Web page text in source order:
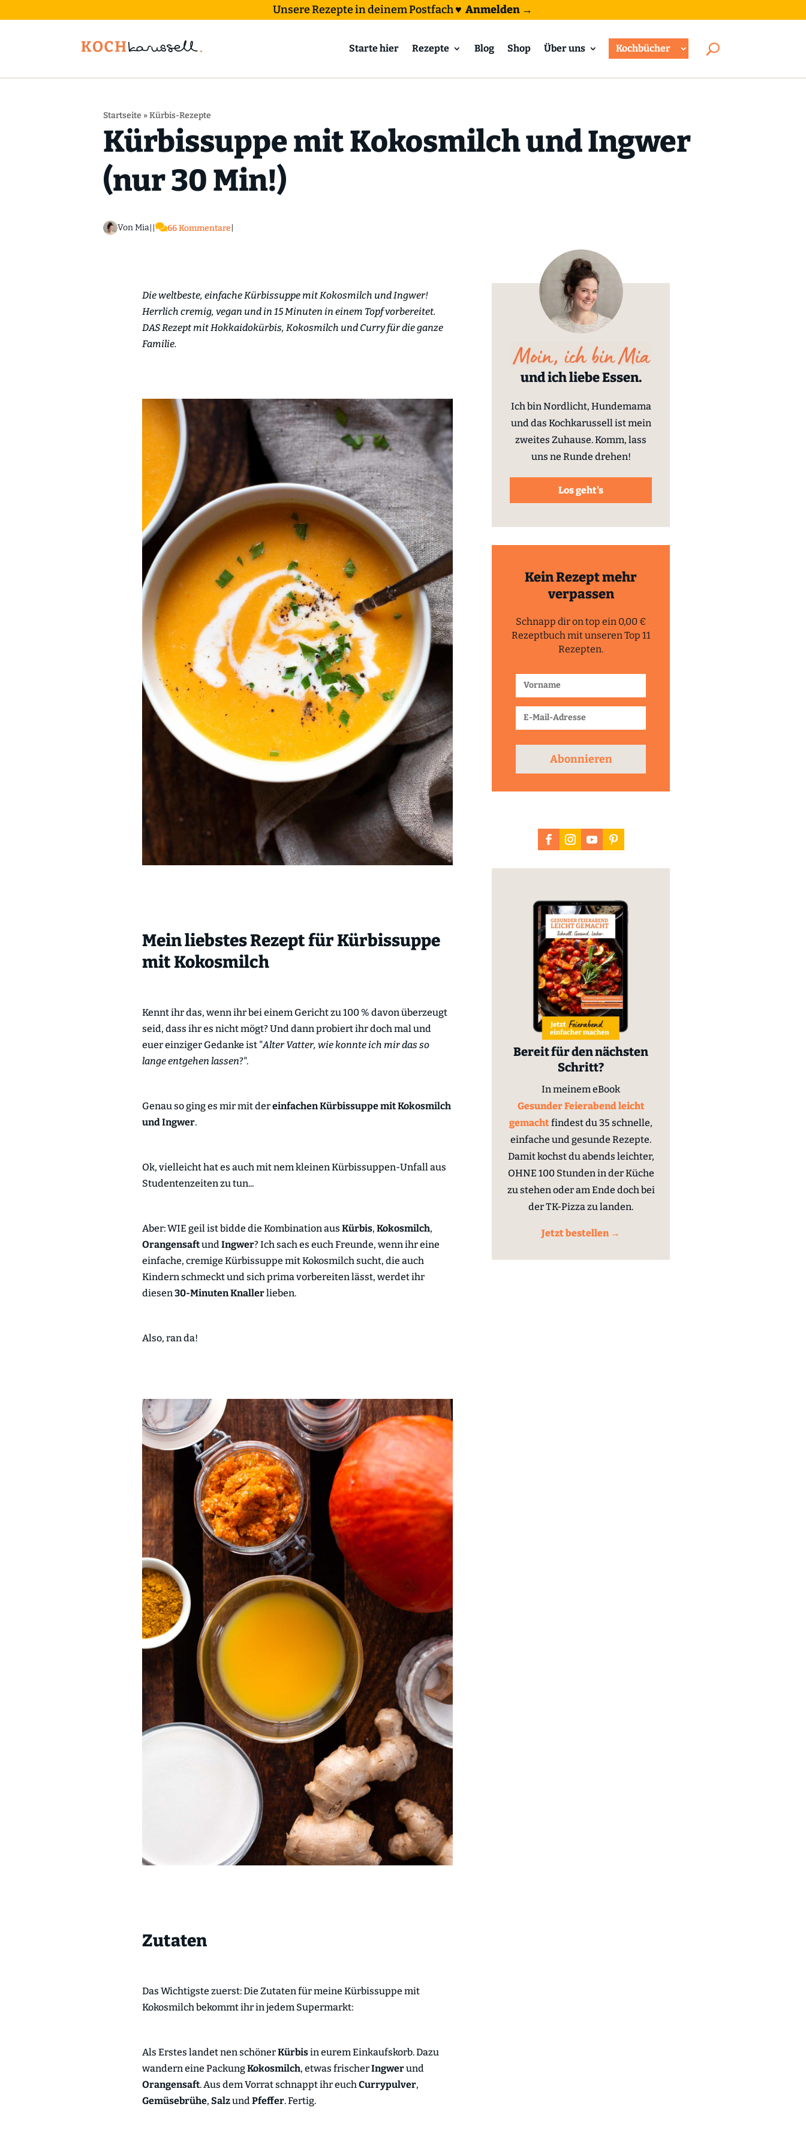
Unsere Rezepte in deinem Postfach♥ Anmelden →
Starte hier Rezepte Blog Shop Über uns Kochbücher
Startseite »Kürbis-Rezepte
Kürbissuppe mit Kokosmilch und Ingwer
(nur 30 Min!)
Von Mia 66 Kommentare
Die weltbeste, einfache Kürbissuppe mit Kokosmilch und Ingwer!
Herrlich cremig, vegan und in 15 Minuten in einem Topf vorbereitet.
DAS Rezept mit Hokkaidokürbis, Kokosmilch und Curry für die ganze
Familie.
Mein liebstes Rezept für Kürbissuppe
mit Kokosmilch
Kennt ihr das, wenn ihr bei einem Gericht zu 100 % davon überzeugt
seid, dass ihr es nicht mögt? Und dann probiert ihr doch mal und
euer einziger Gedanke ist "Alter Vatter, wie konnte ich mir das so
lange entgehen lassen?".
Genau so ging es mir mit dereinfachen Kürbissuppe mit Kokosmilch
und Ingwer.
Ok, vielleicht hat es auch mit nem kleinen Kürbissuppen-Unfall aus
Studentenzeiten zu tun...
Aber: WIE geil ist bidde die Kombination aus Kürbis, Kokosmilch,
OrangensaftundIngwer? Ich sach es euch Freunde, wenn ihr eine
einfache, cremige Kürbissuppe mit Kokosmilch sucht, die auch
Kindern schmeckt und sich prima vorbereiten lässt, werdet ihr
diesen30-Minuten Knallerlieben.
Also, ran da!
Zutaten
Das Wichtigste zuerst: Die Zutaten für meine Kürbissuppe mit
Kokosmilch bekommt ihr in jedem Supermarkt:
Als Erstes landet nen schönerKürbisin eurem Einkaufskorb. Dazu
wandern eine PackungKokosmilch, etwas frischerIngwerund
Orangensaft. Aus dem Vorrat schnappt ihr euchCurrypulver,
Gemüsebrühe, SalzundPfeffer. Fertig.
und ich liebe Essen.
Ich bin Nordlicht, Hundemama
und das Kochkarussell ist mein
zweites Zuhause. Komm, lass
uns ne Runde drehen!
Los geht's
Kein Rezept mehr
verpassen
Schnapp dir on top ein 0,00 €
Rezeptbuch mit unseren Top 11
Rezepten.
Abonnieren
Bereit für den nächsten
Schritt?
In meinem eBook
Gesunder Feierabend leicht
gemachtfindest du 35 schnelle,
einfache und gesunde Rezepte.
Damit kochst du abends leichter,
OHNE 100 Stunden in der Küche
zu stehen oder am Ende doch bei
der TK-Pizza zu landen.
Jetzt bestellen →